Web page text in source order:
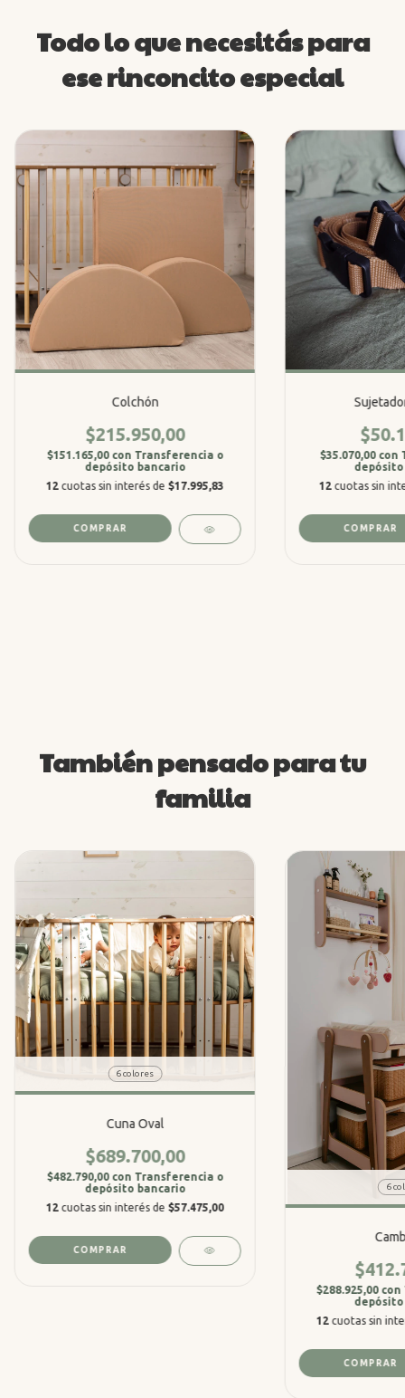
Todo lo que necesitás para
ese rinconcito especial
Colchón
$215.950,00
$151.165,00 con Transferencia o
depósito bancario
12 cuotas sin interés de $17.995,83
COMPRAR
$35.070,00 con
12 cuotas sin
También pensado para tu
familia
6 colores
Cuna Oval
$689.700,00
$482.790,00 con Transferencia o
depósito bancario
12 cuotas sin interés de $57.475,00
COMPRAR
6
$288.925,00 con
12 cuotas sin
COMPRAR